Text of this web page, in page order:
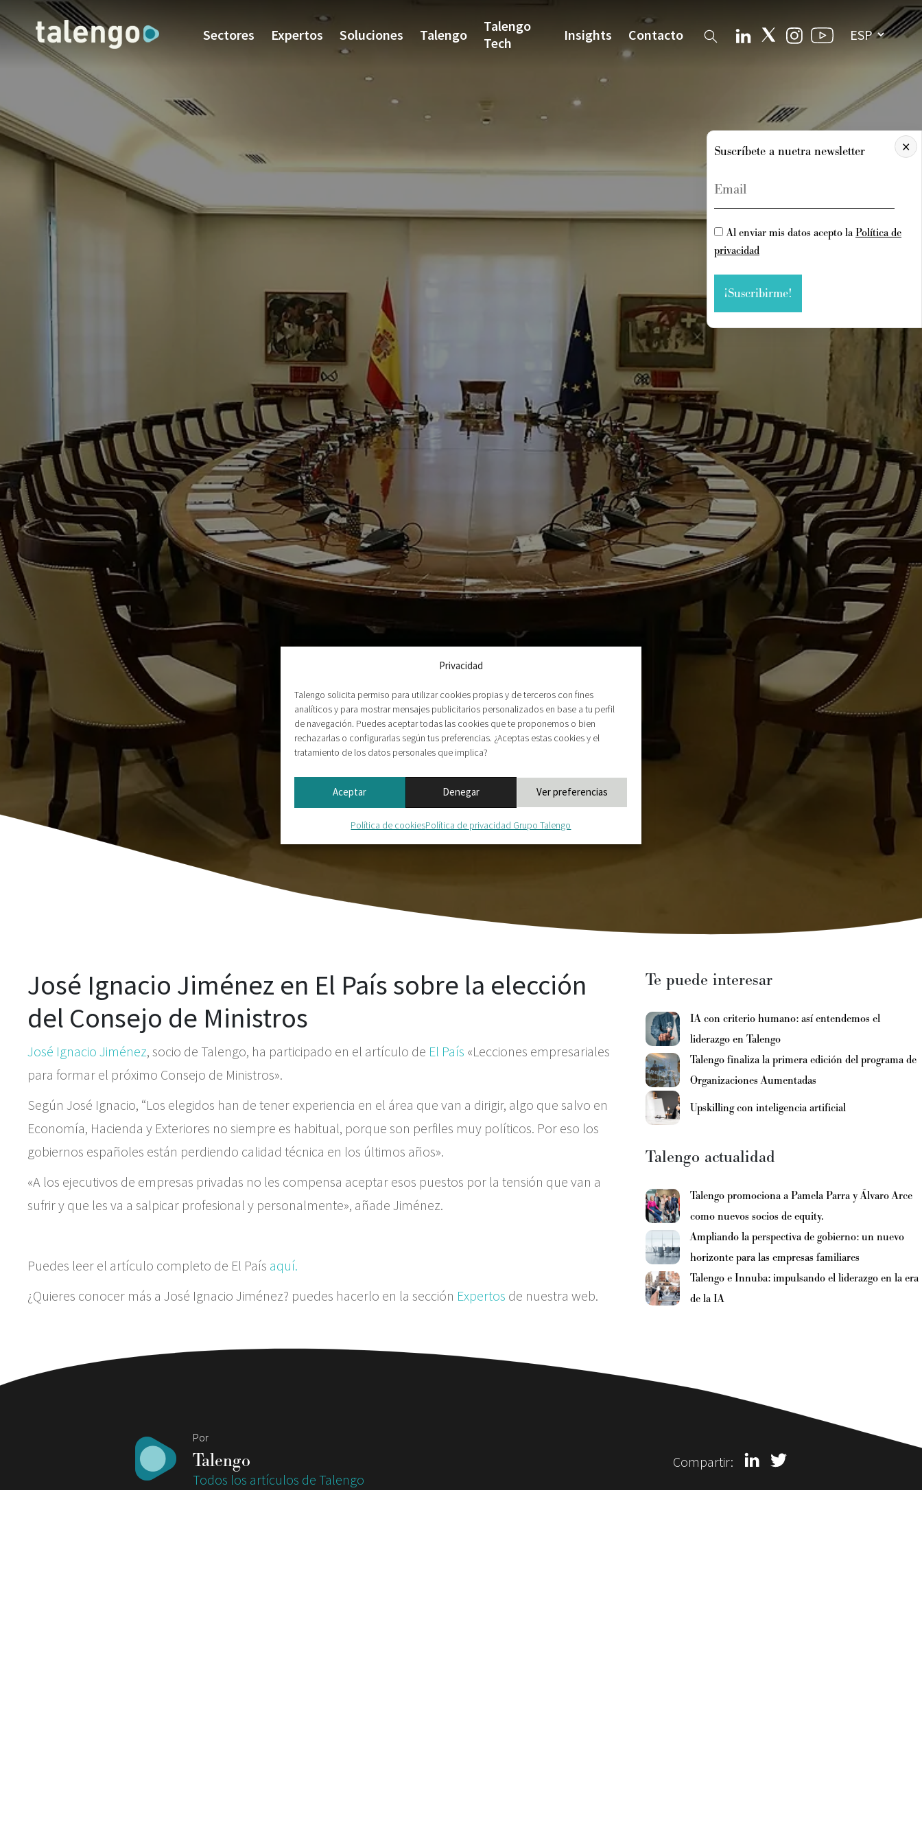
Privacidad
Talengo solicita permiso para utilizar cookies propias y de terceros con fines
analíticos y para mostrar mensajes publicitarios personalizados en base a tu perfil
de navegación. Puedes aceptar todas las cookies que te proponemos o bien
rechazarlas o configurarlas según tus preferencias. ¿Aceptas estas cookies y el
tratamiento de los datos personales que implica?
Aceptar Denegar Ver preferencias
Política de cookiesPolítica de privacidad Grupo Talengo
Sectores Expertos Soluciones Talengo
Talengo
Tech
Insights Contacto
José Ignacio Jiménez en El País sobre la elección
del Consejo de Ministros
José Ignacio Jiménez, socio de Talengo, ha participado en el artículo de El País «Lecciones empresariales
para formar el próximo Consejo de Ministros».
Según José Ignacio, “Los elegidos han de tener experiencia en el área que van a dirigir, algo que salvo en
Economía, Hacienda y Exteriores no siempre es habitual, porque son perfiles muy políticos. Por eso los
gobiernos españoles están perdiendo calidad técnica en los últimos años».
«A los ejecutivos de empresas privadas no les compensa aceptar esos puestos por la tensión que van a
sufrir y que les va a salpicar profesional y personalmente», añade Jiménez.
Puedes leer el artículo completo de El País aquí.
¿Quieres conocer más a José Ignacio Jiménez? puedes hacerlo en la sección Expertos de nuestra web.
×
Suscríbete a nuetra newsletter
Al enviar mis datos acepto la Política de
privacidad
Te puede interesar
IA con criterio humano: así entendemos el
liderazgo en Talengo
Talengo finaliza la primera edición del programa de
Organizaciones Aumentadas
Upskilling con inteligencia artificial
Talengo actualidad
Talengo promociona a Pamela Parra y Álvaro Arce
como nuevos socios de equity.
Ampliando la perspectiva de gobierno: un nuevo
horizonte para las empresas familiares
Talengo e Innuba: impulsando el liderazgo en la era
de la IA
Por
Talengo
Todos los artículos de Talengo
Compartir: